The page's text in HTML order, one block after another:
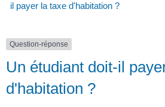
il payer la taxe d'habitation ?
Question-réponse
Un étudiant doit-il
d'habitation ?